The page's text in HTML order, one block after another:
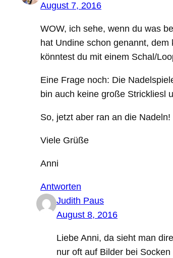
August 7, 2016
WOW, ich sehe, wenn du was
hat Undine schon genannt,
könntest du mit einem Schal/
Eine Frage noch: Die
bin auch keine große Strickliesl
So, jetzt aber ran an die Nadeln!
Viele Grüße
Anni
Antworten
Judith Paus
August 8, 2016
Liebe Anni, da sieht man
nur oft auf Bilder bei